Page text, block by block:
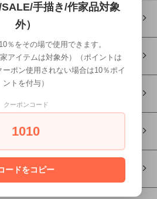
SALE/手描き/作家品対象
外）
％をその場で使用できます。
アイテムは対象外）（ポイントは
ポン使用されない場合は10％ポイ
ントを付与）
クーポンコード
1010
ードをコピー